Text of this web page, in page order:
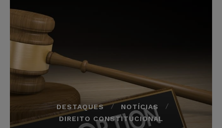
DESTAQUES
NOTÍCIAS
DIREITO CONSTITUCIONAL